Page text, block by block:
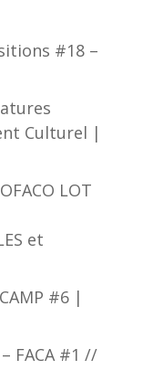
#18 –
Culturel |
LOT
et
#6 |
FACA #1 //